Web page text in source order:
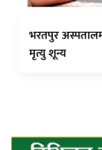
भरतपुर
मृत्यु शून्य